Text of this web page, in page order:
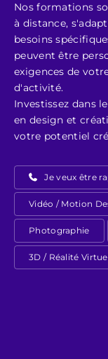
Nos formations
à distance,
besoins
peuvent être
exigences de
d'activité.
Investissez dans
en design et
votre potentiel
Je veux être
Vidéo / Motion
Photographie
3D / Réalité